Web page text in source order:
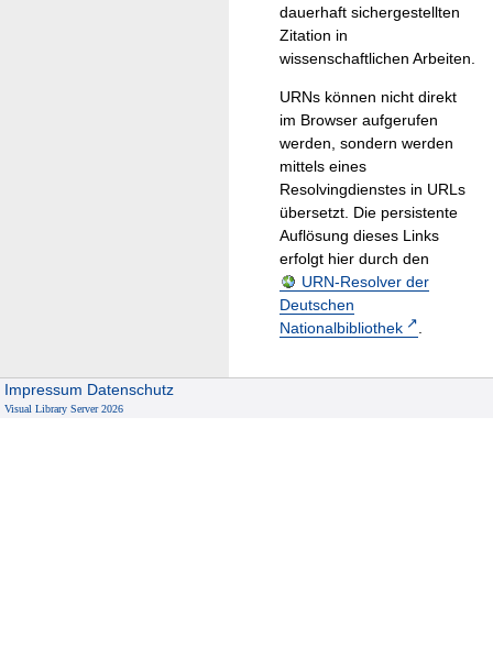
dauerhaft sichergestellten
Zitation in
wissenschaftlichen Arbeiten.
URNs können nicht direkt
im Browser aufgerufen
werden, sondern werden
mittels eines
Resolvingdienstes in URLs
übersetzt. Die persistente
Auflösung dieses Links
erfolgt hier durch den
URN-Resolver der
Deutschen
Nationalbibliothek
.
Impressum Datenschutz
Visual Library Server 2026